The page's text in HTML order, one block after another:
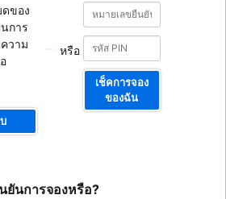
ดของ
การ
วาม
หรือ
หมายเลข
ยืนยัน
การ
จอง
หมายเลข
ยืนยัน
การ
จอง
เช็คการจอง
ของฉัน
ยันการจองหรือ?